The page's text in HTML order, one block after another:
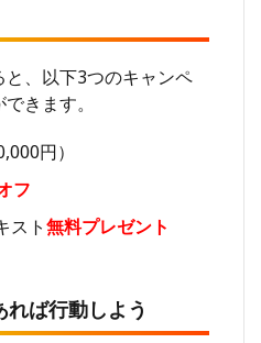
、以下3つのキャンペ
きます。
円）
フ
スト無料プレゼント
ば行動しよう